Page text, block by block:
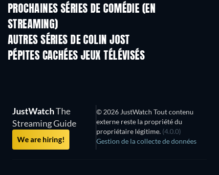
PROCHAINES SÉRIES DE COMÉDIE (EN
STREAMING)Saison 6
AUTRES SÉRIES DE COLIN JOST
Série
PÉPITES CACHÉES JEUX TÉLÉVISÉS
Série Série
JustWatchThe
Streaming Guide
We are hiring!
© 2026 JustWatch Tout contenu
externe reste la propriété du
propriétaire légitime. (4.0.0)
Gestion de la collecte de données